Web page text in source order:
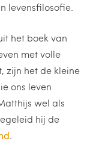
levensfilosofie.
het boek van
met volle
zijn het de kleine
ons leven
wel als
hij de